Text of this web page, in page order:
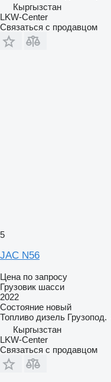
Кыргызстан
LKW-Center
Связаться с продавцом
5
JAC N56
Цена по запросу
Грузовик шасси
2022
Состояние новый
Топливо дизель Грузопод.
Кыргызстан
LKW-Center
Связаться с продавцом